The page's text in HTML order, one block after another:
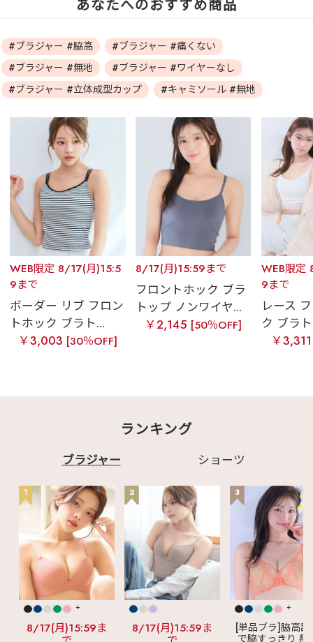
あなたへのおすすめ商品
#ブラジャー #脇高
#ブラジャー #痛くない
#ブラジャー #無地
#ブラジャー #ワイヤーなし
#ブラジャー #立体成型カップ
#キャミソール #無地
WEB限定 8/17(月)15:5
9まで
ボーダー リブ フロン
トホック ブラト...
￥3,003 [30％OFF]
8/17(月)15:59まで
フロントホック ブラ
トップ ノンワイヤ...
￥2,145 [50％OFF]
WEB限定
9まで
レース
ク ブラ
￥
ランキング
ブラジャー ショーツ
1
+
8/17(月)15:59ま
2
8/17(月)15:59ま
3
+
[単品ブラ]脇高設
で脇すっきり 痩